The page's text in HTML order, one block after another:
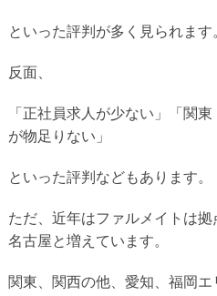
といった評判が多く見られます
反面、
「正社員求人が少ない」「関
が物足りない」
といった評判などもあります。
ただ、近年はファルメイトは拠
名古屋と増えています。
関東、関西の他、愛知、福岡